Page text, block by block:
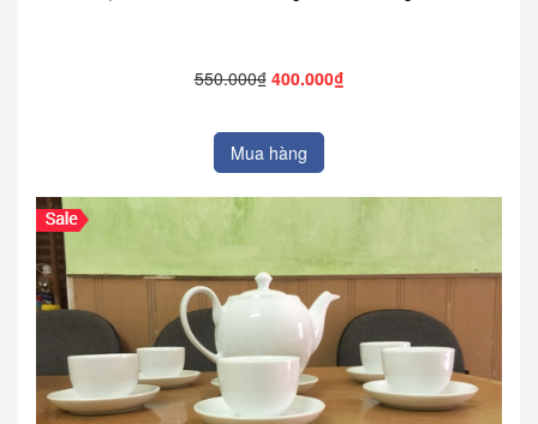
550.000₫ 400.000₫
Mua hàng